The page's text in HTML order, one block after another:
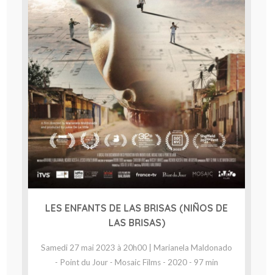
LES ENFANTS DE LAS BRISAS (NIÑOS DE
LAS BRISAS)
Samedi 27 mai 2023 à 20h00 | Marianela Maldonado
- Point du Jour - Mosaic Films - 2020 - 97 min